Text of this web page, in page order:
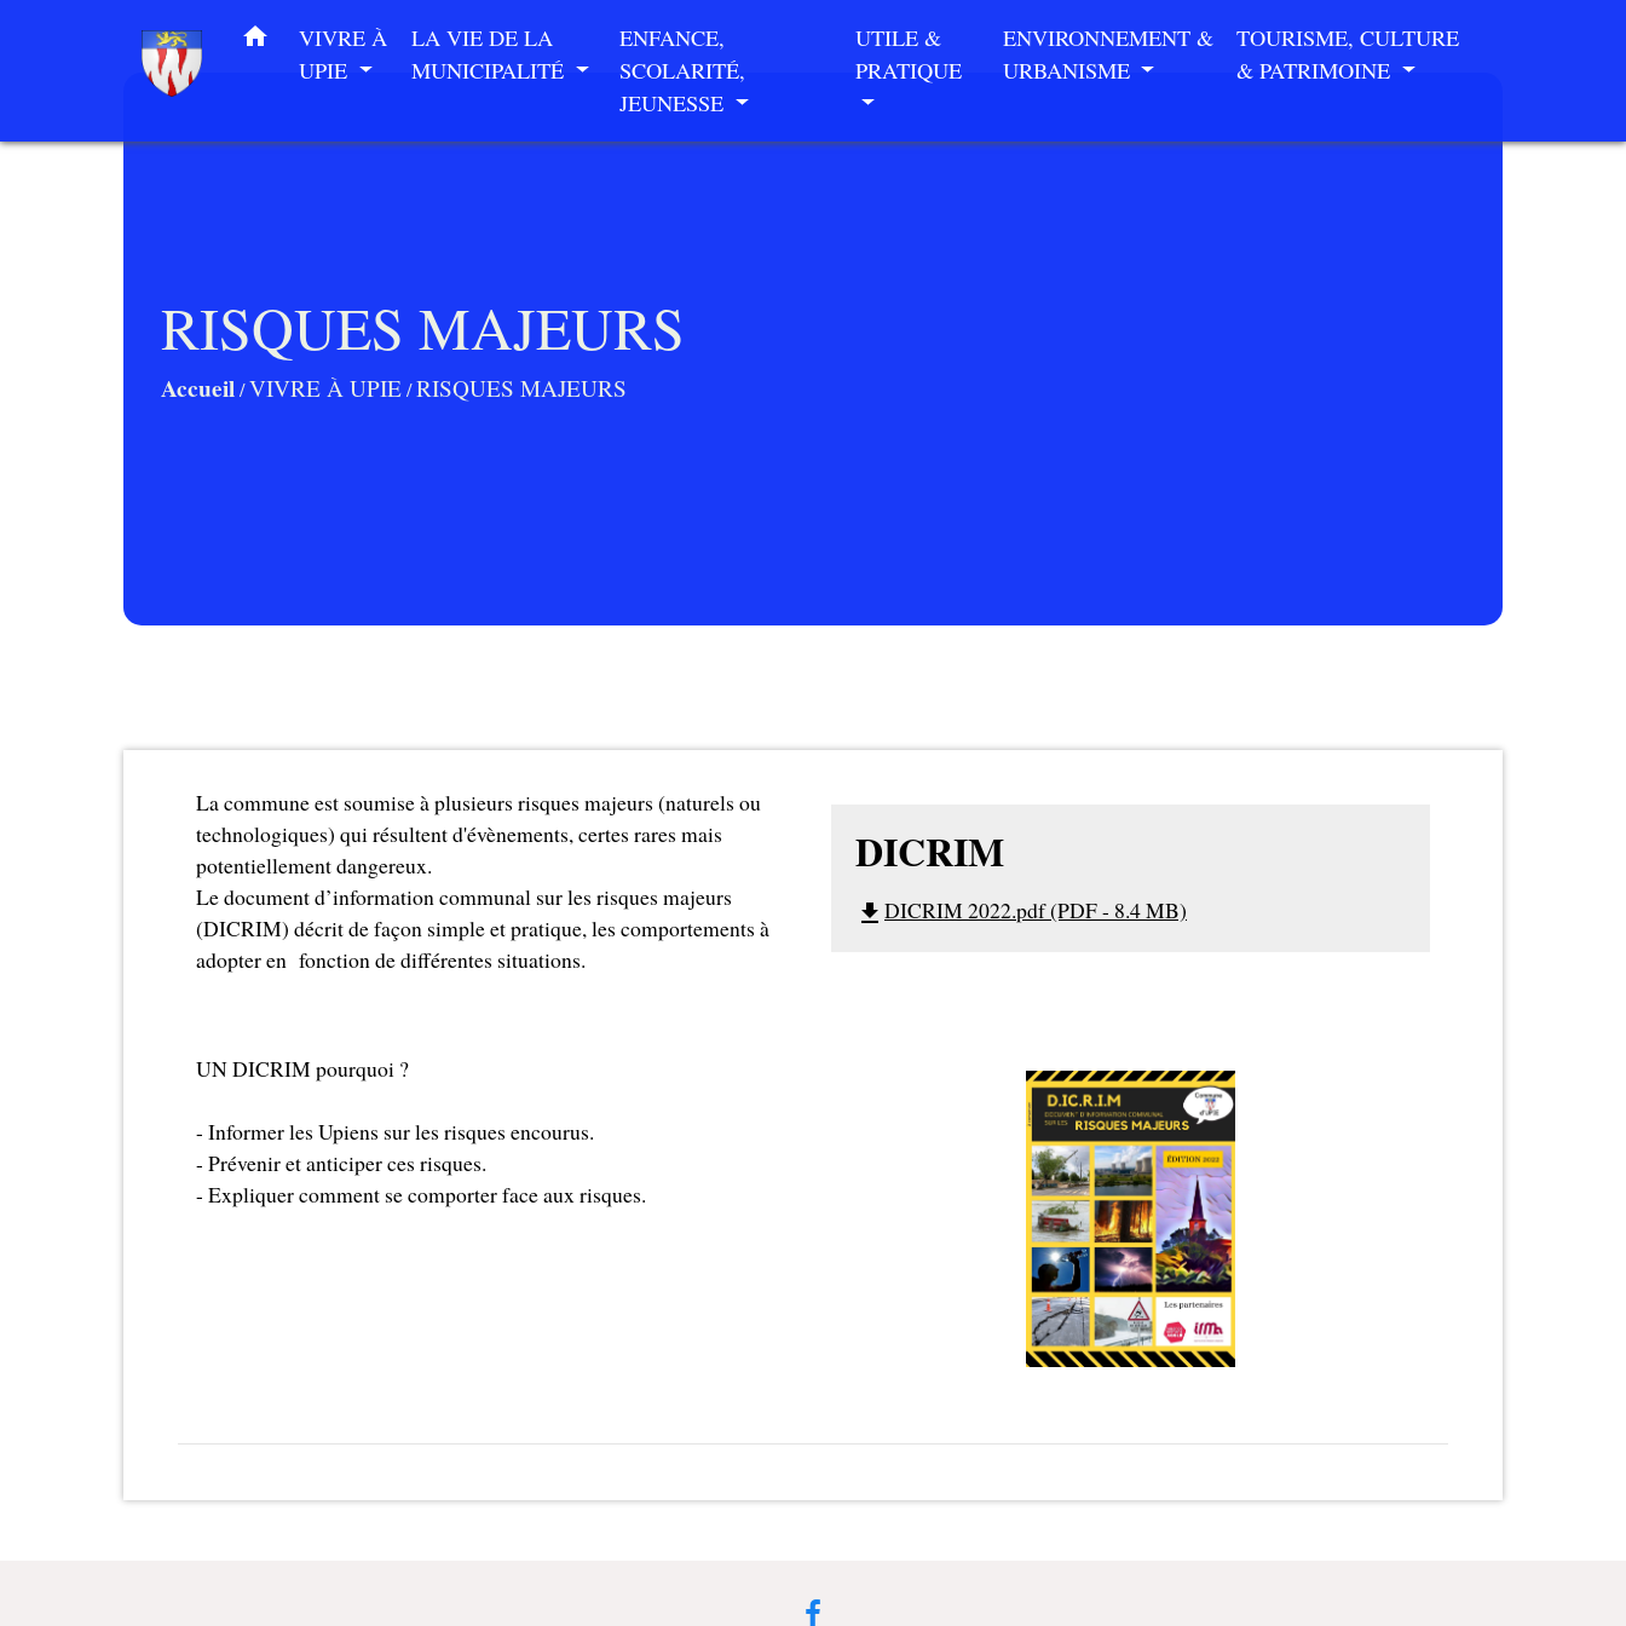
home
VIVRE À
UPIE
LA VIE DE LA
MUNICIPALITÉ
ENFANCE,
SCOLARITÉ,
JEUNESSE
UTILE &
PRATIQUE
ENVIRONNEMENT &
URBANISME
TOURISME, CULTURE
& PATRIMOINE
RISQUES MAJEURS
Accueil/VIVRE À UPIE/RISQUES MAJEURS
La commune est soumise à plusieurs risques majeurs (naturels ou
technologiques) qui résultent d'évènements, certes rares mais
potentiellement dangereux.
Le document d’information communal sur les risques majeurs
(DICRIM) décrit de façon simple et pratique, les comportements à
adopter en fonction de différentes situations.
DICRIM
file_download DICRIM 2022.pdf (PDF - 8.4 MB)
UN DICRIM pourquoi ?
- Informer les Upiens sur les risques encourus.
- Prévenir et anticiper ces risques.
- Expliquer comment se comporter face aux risques.